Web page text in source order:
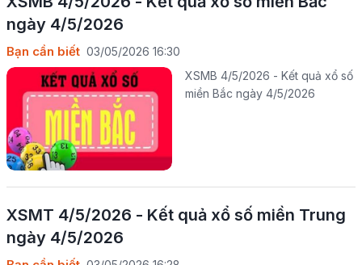
ngày 4/5/2026
Bạn cần biết 03/05/2026 16:30
XSMB 4/5/2026 - Kết quả xổ số
miền Bắc ngày 4/5/2026
XSMT 4/5/2026 - Kết quả xổ số miền Trung
ngày 4/5/2026